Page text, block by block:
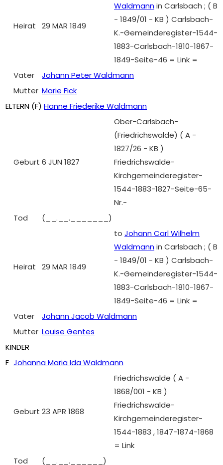
Heirat 29 MAR 1849
Waldmannin Carlsbach ; ( B
- 1849/01 - KB ) Carlsbach-
K.-Gemeinderegister-1544-
1883-Carlsbach-1810-1867-
1849-Seite-46 = Link =
Vater
Johann Peter Waldmann
Mutter Marie Fick
ELTERN (F) Hanne Friederike Waldmann
Geburt 6 JUN 1827
Ober-Carlsbach-
(Friedrichswalde) ( A -
1827/26 - KB )
Friedrichswalde-
Kirchgemeinderegister-
1544-1883-1827-Seite-65-
Nr.-
Tod
(__.__._______)
Heirat 29 MAR 1849
to Johann Carl Wilhelm
Waldmannin Carlsbach ; ( B
- 1849/01 - KB ) Carlsbach-
K.-Gemeinderegister-1544-
1883-Carlsbach-1810-1867-
1849-Seite-46 = Link =
Vater
Johann Jacob Waldmann
Mutter Louise Gentes
KINDER
F Johanna Maria Ida Waldmann
Geburt 23 APR 1868
Friedrichswalde ( A -
1868/001 - KB )
Friedrichswalde-
Kirchgemeinderegister-
1544-1883 , 1847-1874-1868
= Link
Tod
(__.__.______)